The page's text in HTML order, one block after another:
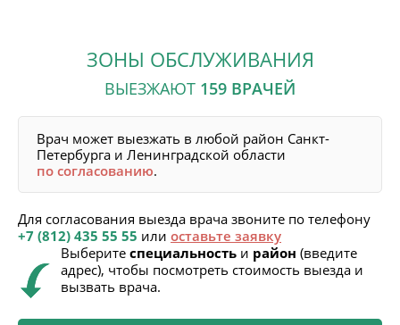
ЗОНЫ ОБСЛУЖИВАНИЯ
ВЫЕЗЖАЮТ 159 ВРАЧЕЙ
Врач может выезжать в любой район Санкт-
Петербурга и Ленинградской области
по согласованию.
Выберите специальность и район (введите
адрес), чтобы посмотреть стоимость выезда и
вызвать врача.
Для согласования выезда врача звоните по телефону
+7 (812) 435 55 55 или оставьте заявку